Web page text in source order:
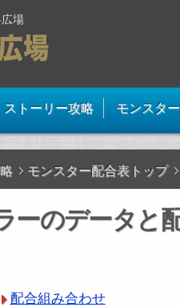
場
ストーリー攻略 モンスタ
モンスター配合表トップ
ーのデータ
配合組み合わせ